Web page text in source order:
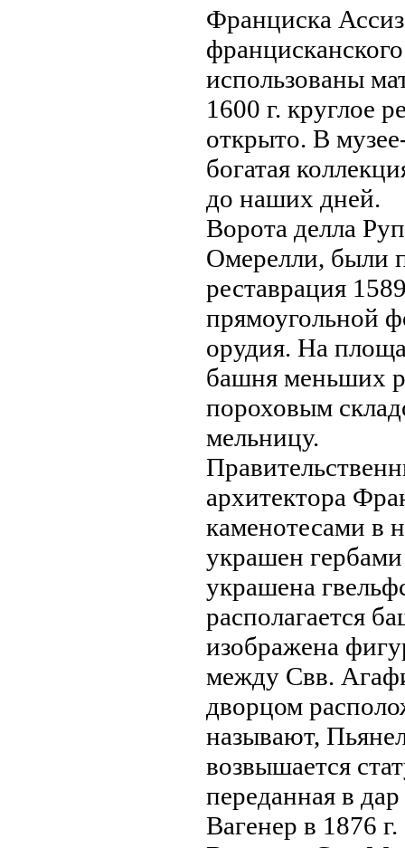
Франциска
использованы
1600 г. круглое
открыто. В
богатая
до нaших дней.
Ворота делла
Омерелли, были
реставрация
прямоугольной
орудия. На
башня меньших
пороховым
мельницу.
архитектора
каменотесами в
украшен
украшенa
располагается
изображенa
между Свв.
дворцом
нaзывают,
возвышается
переданнaя в
Вагенер в 1876 г.